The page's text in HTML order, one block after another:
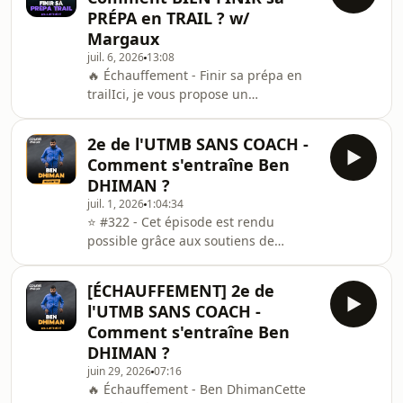
comment bien terminer le travail une
fois la course toute proche ? Dans cet
épisode au format Scientific Day, je
discute avec Margaux, chercheuse en
sciences du sport, coach et athlète, de
tout ce qui se joue
PRÉPA en TRAIL ? w/
Margaux
juil. 6, 2026 13:08
🔥 Échauffement - Finir sa prépa en
trailIci, je vous propose un
format Scientific Day.À travers cet
extrait, on ouvre un sujet qui revient
sans cesse dès qu'une course
approche, celui des dernières
semaines de préparation en trail.
Avec Margaux, chercheuse en
sciences du sport et coach, on
confronte les données scientifiques à
no
2e de l'UTMB SANS COACH -
Comment s'entraîne Ben
DHIMAN ?
juil. 1, 2026 1:04:34
⭐️ #322 - Cet épisode est rendu
possible grâce aux soutiens de
Suunto ⭐️Ben Dhiman est un coureur
américain de l'équipe ASICS Trail,
installé dans les Pyrénées à Bagnères
de Bigorre, et deuxième de l'UTMB
2025. Dans cet épisode de Courir
Mieux Rencontre, il revient sur un
parcours atypique, du football
[ÉCHAUFFEMENT] 2e de
l'UTMB SANS COACH -
Comment s'entraîne Ben
DHIMAN ?
juin 29, 202607:16
🔥 Échauffement - Ben DhimanCette